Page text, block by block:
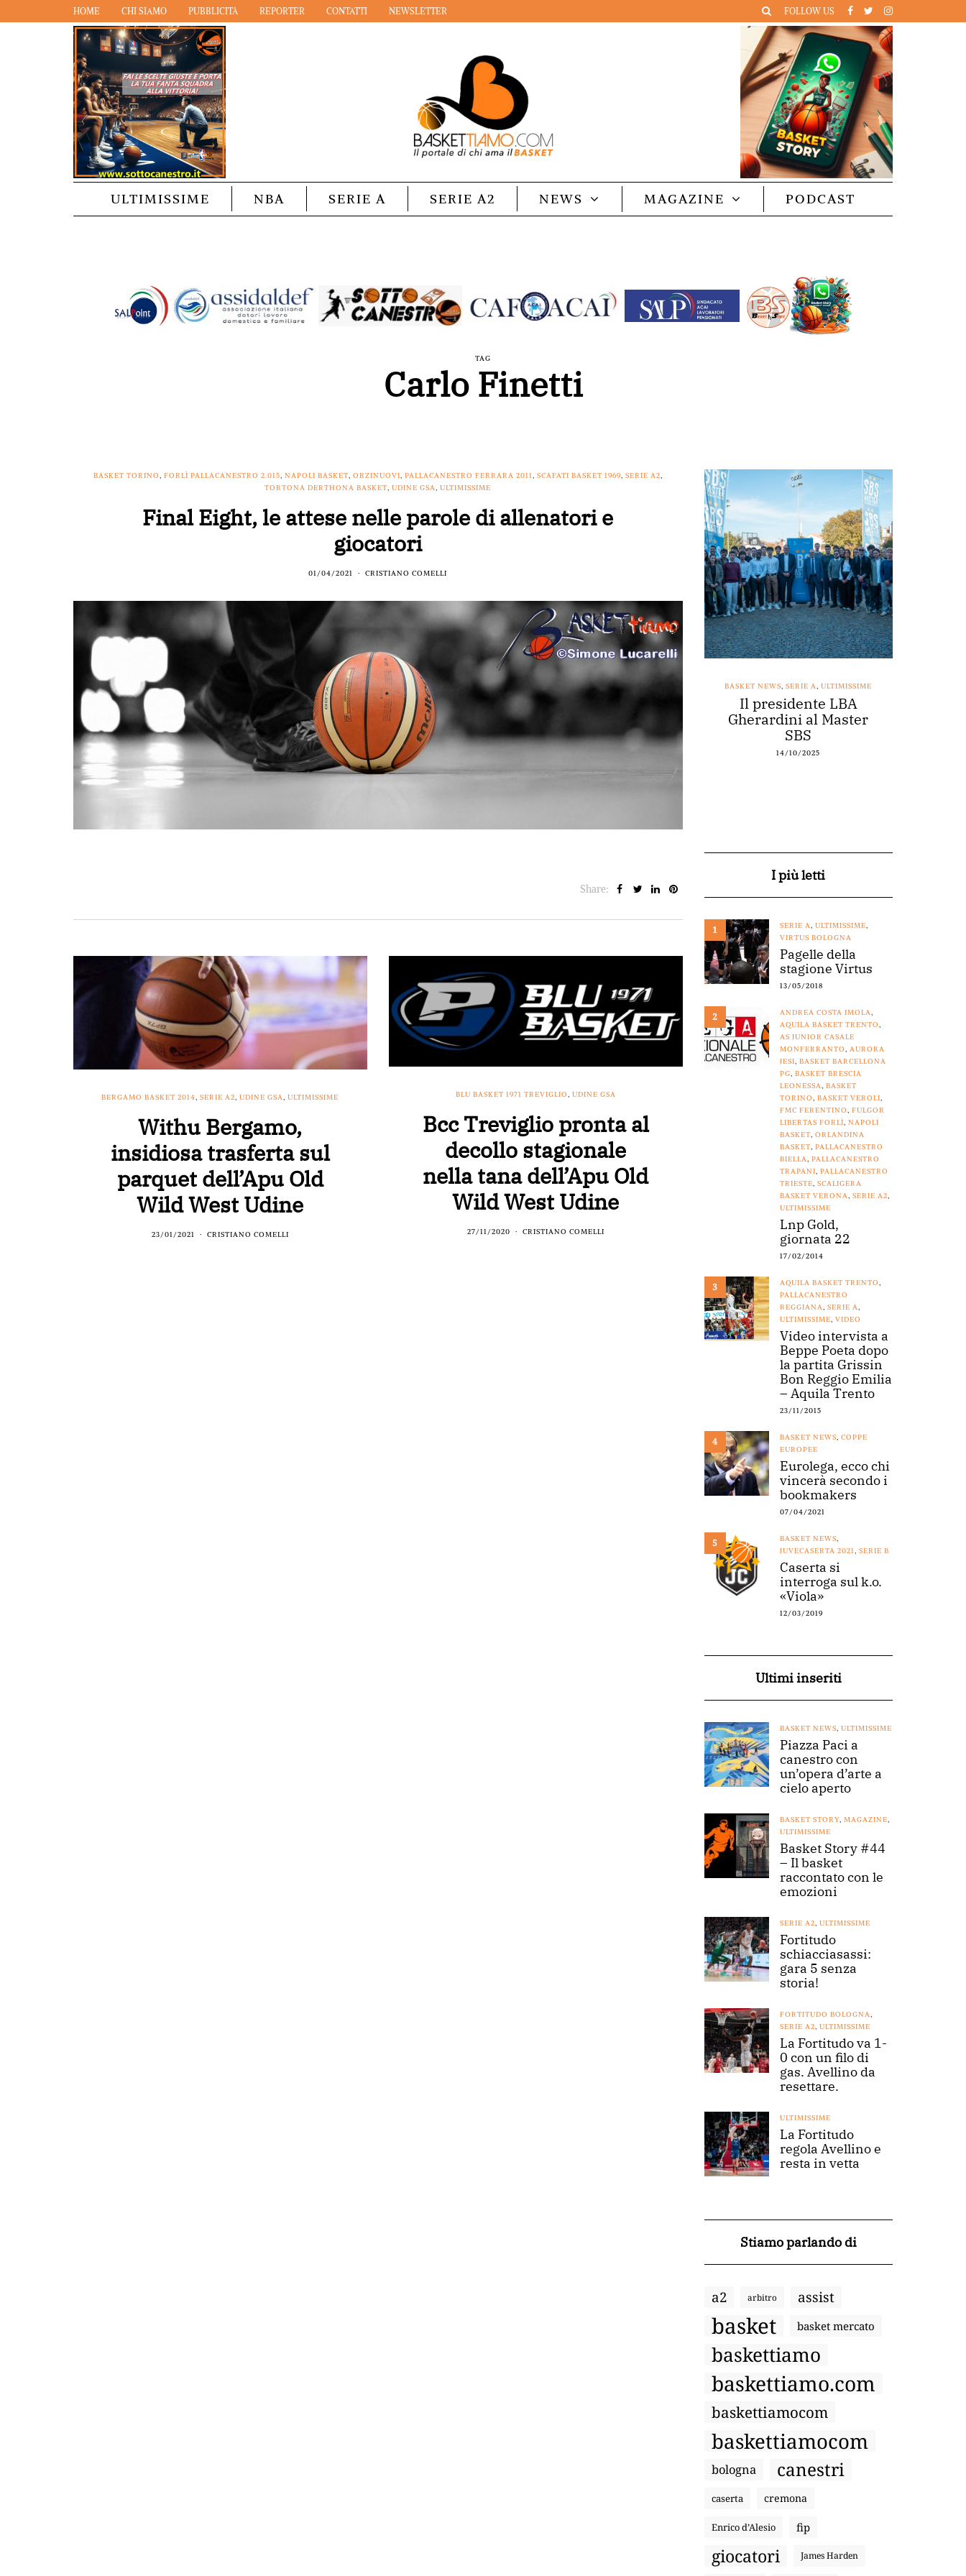
HOME CHI SIAMO PUBBLICITÀ REPORTER CONTATTI NEWSLETTER FOLLOW US
ULTIMISSIME NBA SERIE A SERIE A2 NEWS MAGAZINE PODCAST
TAG
Carlo Finetti
BASKET TORINO, FORLÌ PALLACANESTRO 2.015, NAPOLI BASKET, ORZINUOVI, PALLACANESTRO FERRARA 2011, SCAFATI BASKET 1969, SERIE A2,
TORTONA DERTHONA BASKET,UDINE GSA,ULTIMISSIME
Final Eight, le attese nelle parole di allenatori e
giocatori
01/04/2021 CRISTIANO COMELLI
Share:
BERGAMO BASKET 2014,SERIE A2,UDINE GSA,ULTIMISSIME
Withu Bergamo,
insidiosa trasferta sul
parquet dell’Apu Old
Wild West Udine
23/01/2021 CRISTIANO COMELLI
BLU BASKET 1971 TREVIGLIO UDINE GSA
Bcc Treviglio pronta al
decollo stagionale
nella tana dell’Apu Old
Wild West Udine
27/11/2020 CRISTIANO COMELLI
BASKET TORINO BENEDETTO XIV CENTO
BERGAMO BASKET 2014
FORLÌ
PALLACANESTRO 2.015
FORTITUDO BOLOGNA,
NEW BASKET BRINDISI ,PISTOIA BASKET,
ROSETO,SCAFATI BASKET 1969
SCALIGERA
BASKET VERONA
, SCANDONE AVELLINO
SERIE
URANIA MILANO,VUELLE PESARO
Serie A2, le protagoniste
della stagione 2025-26
BASKET NEWS ,ULTIMISSIME
Alla Roig Arena di
Valencia arriva «The
Eye»
14/07/2025
BASKET NEWS,ULTIMISSIME
Piazza Paci a canestro
cielo aperto
BASKET NEWS,SERIE A,ULTIMISSIME
Il presidente LBA
Gherardini al Master
SBS
14/10/2025
I più letti
1 SERIE A, ULTIMISSIME,
VIRTUS BOLOGNA
Pagelle della
stagione Virtus
13/05/2018
2 ANDREA COSTA IMOLA,
AQUILA BASKET TRENTO,
AS JUNIOR CASALE
MONFERRANTO, AURORA
JESI, BASKET BARCELLONA
PG, BASKET BRESCIA
LEONESSA, BASKET
TORINO, BASKET VEROLI,
FMC FERENTINO, FULGOR
LIBERTAS FORLÌ, NAPOLI
BASKET, ORLANDINA
BASKET, PALLACANESTRO
BIELLA, PALLACANESTRO
TRAPANI, PALLACANESTRO
TRIESTE, SCALIGERA
BASKET VERONA, SERIE A2,
ULTIMISSIME
Lnp Gold,
giornata 22
17/02/2014
3 AQUILA BASKET TRENTO,
PALLACANESTRO
REGGIANA, SERIE A,
ULTIMISSIME, VIDEO
Video intervista a
Beppe Poeta dopo
la partita Grissin
Bon Reggio Emilia
– Aquila Trento
23/11/2015
4 BASKET NEWS, COPPE
EUROPEE
Eurolega, ecco chi
vincerà secondo i
bookmakers
07/04/2021
5 BASKET NEWS,
JUVECASERTA 2021, SERIE B
Caserta si
interroga sul k.o.
«Viola»
12/03/2019
Ultimi inseriti
BASKET NEWS, ULTIMISSIME
Piazza Paci a
canestro con
un’opera d’arte a
cielo aperto
BASKET STORY, MAGAZINE,
ULTIMISSIME
Basket Story #44
– Il basket
raccontato con le
emozioni
SERIE A2, ULTIMISSIME
Fortitudo
schiacciasassi:
gara 5 senza
storia!
FORTITUDO BOLOGNA,
SERIE A2, ULTIMISSIME
La Fortitudo va 1-
0 con un filo di
gas. Avellino da
resettare.
ULTIMISSIME
La Fortitudo
regola Avellino e
resta in vetta
Stiamo parlando di
a2 arbitro assist
basket basket mercato
baskettiamo
baskettiamo.com
baskettiamocom
baskettiamocom
bologna canestri
caserta cremona
Enrico d’Alesio fip
giocatori James Harden